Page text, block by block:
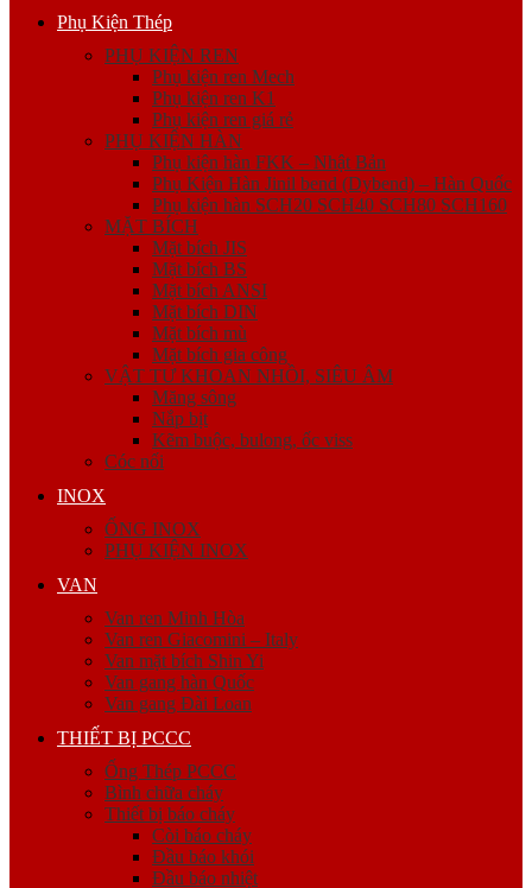
Phụ Kiện Thép
PHỤ KIỆN REN
Phụ kiện ren Mech
Phụ kiện ren K1
Phụ kiện ren giá rẻ
PHỤ KIỆN HÀN
Phụ kiện hàn FKK – Nhật Bản
Phụ Kiện Hàn Jinil bend (Dybend) – Hàn Quốc
Phụ kiện hàn SCH20 SCH40 SCH80 SCH160
MẶT BÍCH
Mặt bích JIS
Mặt bích BS
Mặt bích ANSI
Mặt bích DIN
Mặt bích mù
Mặt bích gia công
VẬT TƯ KHOAN NHỒI, SIÊU ÂM
Măng sông
Nắp bịt
Kẽm buộc, bulong, ốc viss
Cóc nối
INOX
ỐNG INOX
PHỤ KIỆN INOX
VAN
Van ren Minh Hòa
Van ren Giacomini – Italy
Van mặt bích Shin Yi
Van gang hàn Quốc
Van gang Đài Loan
THIẾT BỊ PCCC
Ống Thép PCCC
Bình chữa cháy
Thiết bị báo cháy
Còi báo cháy
Đầu báo khói
Đầu báo nhiệt